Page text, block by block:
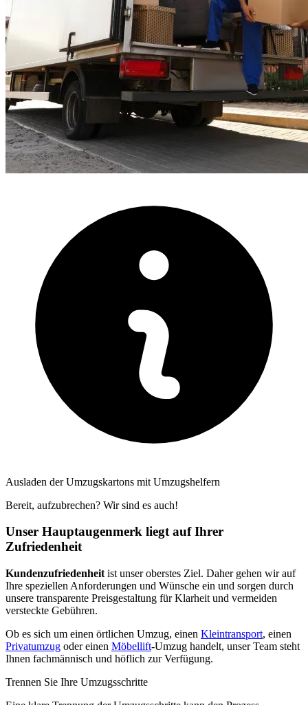
Ausladen der Umzugskartons mit Umzugshelfern
Bereit, aufzubrechen? Wir sind es auch!
Unser Hauptaugenmerk liegt auf Ihrer
Zufriedenheit
Kundenzufriedenheit ist unser oberstes Ziel. Daher gehen wir auf
Ihre speziellen Anforderungen und Wünsche ein und sorgen durch
unsere transparente Preisgestaltung für Klarheit und vermeiden
versteckte Gebühren.
Ob es sich um einen örtlichen Umzug, einen Kleintransport, einen
Privatumzug oder einen Möbellift-Umzug handelt, unser Team steht
Ihnen fachmännisch und höflich zur Verfügung.
Trennen Sie Ihre Umzugsschritte